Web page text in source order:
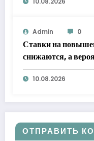
Admin 0
Ставки на
снижаются, а
на прежнем
лидеры
10.08.2026
ОТПРАВИТЬ